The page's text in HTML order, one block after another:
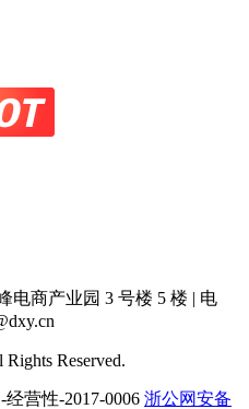
电商产业园 3 号楼 5 楼 | 电
Reserved.
-经营性-2017-0006 浙公网安备